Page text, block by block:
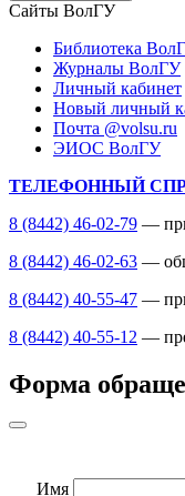
Сайты ВолГУ
Библиотека
Журналы ВолГУ
Личный кабинет
Новый личный
Почта @volsu.ru
ЭИОС ВолГУ
ТЕЛЕФОННЫЙ
8 (8442) 46-02-79 —
8 (8442) 46-02-63 —
8 (8442) 40-55-47 —
8 (8442) 40-55-12 —
Форма
Имя